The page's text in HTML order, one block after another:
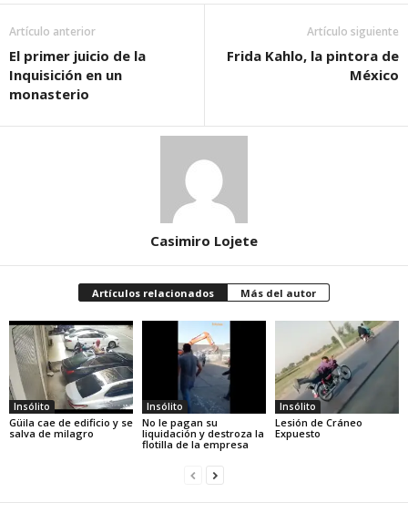
Artículo anterior
El primer juicio de la
Inquisición en un
monasterio
Artículo siguiente
Frida Kahlo, la pintora de
México
Casimiro Lojete
Artículos relacionados Más del autor
Insólito
Güila cae de edificio y se
salva de milagro
Insólito
No le pagan su
liquidación y destroza la
flotilla de la empresa
Insólito
Lesión de Cráneo
Expuesto